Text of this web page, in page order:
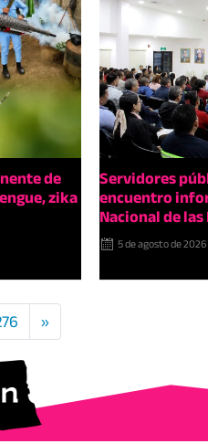
de
zika
Servidores
encuentro
Nacional de
5 de agosto de 2026
»